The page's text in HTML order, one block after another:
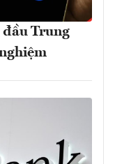
Trung